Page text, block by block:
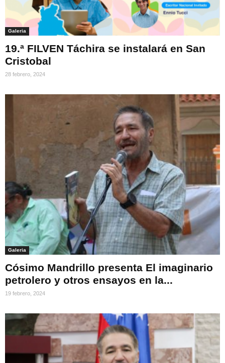
Galeria
19.ª FILVEN Táchira se instalará en San
Cristobal
28 febrero, 2024
Galeria
Cósimo Mandrillo presenta El imaginario
petrolero y otros ensayos en la...
19 febrero, 2024